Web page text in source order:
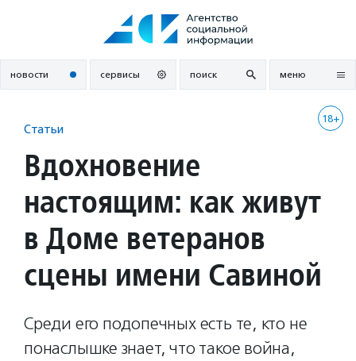
новости сервисы поиск меню
18+
Статьи
Вдохновение
настоящим: как живут
в Доме ветеранов
сцены имени Савиной
Среди его подопечных есть те, кто не
понаслышке знает, что такое война,